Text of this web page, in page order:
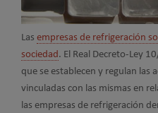
Las empresas de refrigeración
sociedad . El Real Decreto-Ley
que se establecen y regulan las
vinculadas con las mismas en
las empresas de refrigeración